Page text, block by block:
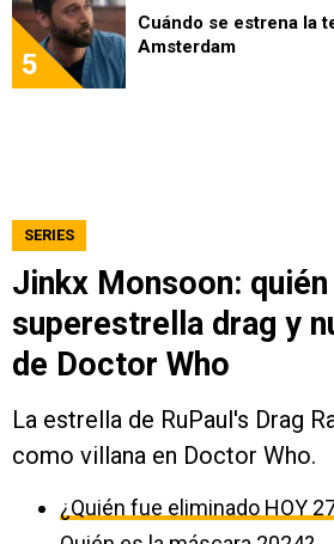
5
Cuándo se estrena la
Amsterdam
SERIES
Jinkx Monsoon:
superestrella drag y
de Doctor Who
La estrella de RuPaul's Drag
como villana en Doctor Who.
¿Quién fue eliminado HOY